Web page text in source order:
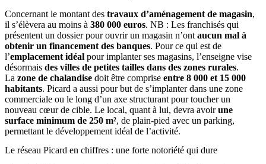
Concernant le montant des travaux d’aménagement de magasin,
il s’élèvera au moins à 380 000 euros. NB : Les franchisés qui
présentent un dossier pour ouvrir un magasin n’ont aucun mal à
obtenir un financement des banques. Pour ce qui est de
l’emplacement idéal pour implanter ses magasins, l’enseigne vise
désormais des villes de petites tailles dans des zones rurales.
La zone de chalandise doit être comprise entre 8 000 et 15 000
habitants. Picard a aussi pour but de s’implanter dans une zone
commerciale ou le long d’un axe structurant pour toucher un
nouveau cœur de cible. Le local, quant à lui, devra avoirune
surface minimum de 250 m², de plain-pied avec un parking,
permettant le développement idéal de l’activité.
Le réseau Picard en chiffres : une forte notoriété qui dure